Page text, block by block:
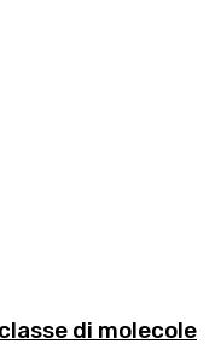
di molecole